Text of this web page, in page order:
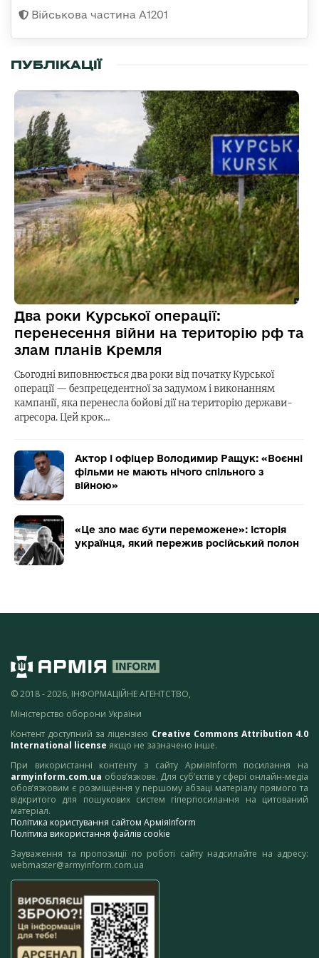
Військова частина А1201
ПУБЛІКАЦІЇ
Два роки Курської операції:
перенесення війни на територію рф та
злам планів Кремля
Сьогодні виповнюється два роки від початку Курської
операції — безпрецедентної за задумом і виконанням
кампанії, яка перенесла бойові дії на територію держави-
агресора. Цей крок…
Актор і офіцер Володимир Ращук: «Воєнні
фільми не мають нічого спільного з
війною»
«Це зло має бути переможене»: історія
українця, який пережив російський полон
© 2018 - 2026, ІНФОРМАЦІЙНЕ АГЕНТСТВО,
Міністерство оборони України
Контент доступний за ліцензією Creative Commons Attribution 4.0
International license якщо не зазначено інше.
При використанні контенту з сайту АрміяInform посилання на
armyinform.com.ua обов’язкове. Для суб’єктів у сфері онлайн-медіа
обов’язковим є розміщення у першому абзаці матеріалу прямого та
відкритого для пошукових систем гіперпосилання на цитований
матеріал.
Політика користування сайтом АрміяInform
Політика використання файлів cookie
Зауваження та пропозиції по роботі сайту надсилайте на адресу:
webmaster@armyinform.com.ua